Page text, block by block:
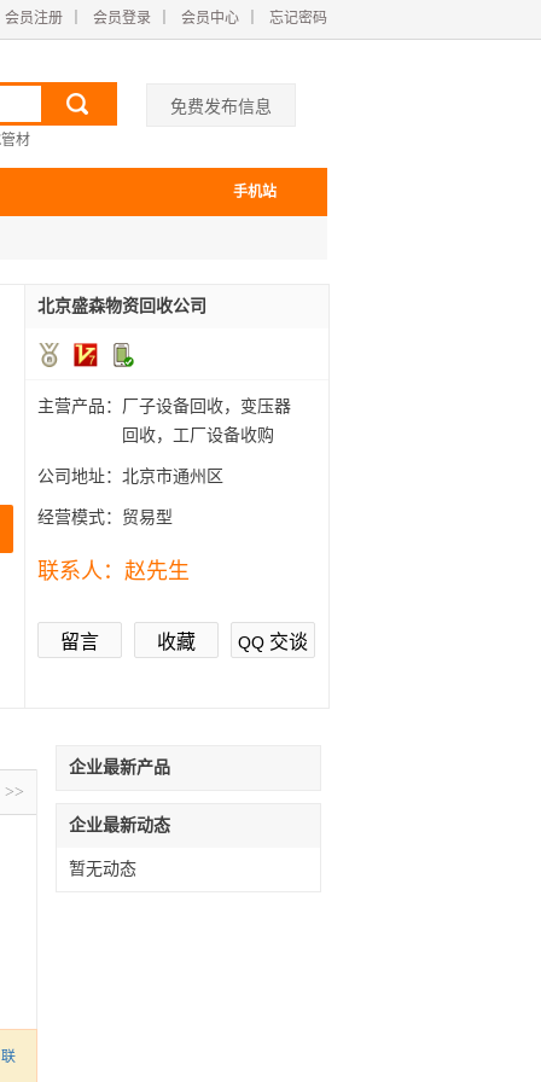
会员注册 会员登录 会员中心 忘记密码
材
免费发布信息
手机站
北京盛森物资回收公司
主营产品： 厂子设备回收，变压器
回收，工厂设备收购
公司地址： 北京市通州区
经营模式： 贸易型
联系人： 赵先生
留言 收藏 QQ 交谈
>>
联
企业最新产品
企业最新动态
暂无动态